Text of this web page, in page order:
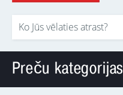
Preču kategorijas